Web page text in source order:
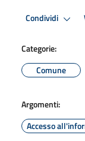
Condividi
Categorie:
Comune
Argomenti:
Accesso